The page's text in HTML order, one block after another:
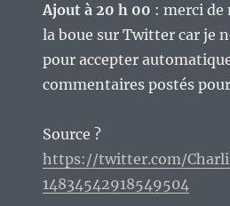
Ajout à 20 h 00 : merci de
la boue sur Twitter car je
pour accepter
commentaires postés
Source ?
https://twitter.com/
14834542918549504